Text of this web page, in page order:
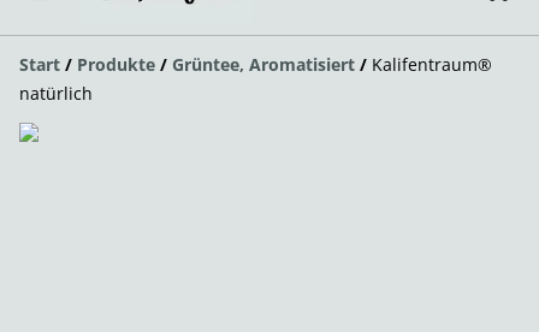
Start / Produkte / Grüntee, Aromatisiert / Kalifentraum®
natürlich